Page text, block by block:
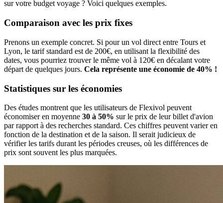
sur votre budget voyage ? Voici quelques exemples.
Comparaison avec les prix fixes
Prenons un exemple concret. Si pour un vol direct entre Tours et
Lyon, le tarif standard est de 200€, en utilisant la flexibilité des
dates, vous pourriez trouver le même vol à 120€ en décalant votre
départ de quelques jours. Cela représente une économie de 40% !
Statistiques sur les économies
Des études montrent que les utilisateurs de Flexivol peuvent
économiser en moyenne 30 à 50% sur le prix de leur billet d'avion
par rapport à des recherches standard. Ces chiffres peuvent varier en
fonction de la destination et de la saison. Il serait judicieux de
vérifier les tarifs durant les périodes creuses, où les différences de
prix sont souvent les plus marquées.